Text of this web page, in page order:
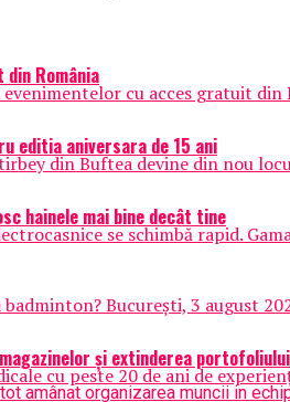
România
cu acces gratuit din
editia aniversara de 15 ani
din Buftea devine din nou
hainele mai bine decât tine
se schimbă rapid.
București, 3 august
și extinderea portofoliului
cu peste 20 de ani de